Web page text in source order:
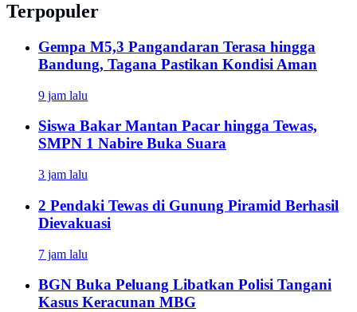
Terpopuler
Gempa M5,3 Pangandaran Terasa hingga
Bandung, Tagana Pastikan Kondisi Aman
9 jam lalu
Siswa Bakar Mantan Pacar hingga Tewas,
SMPN 1 Nabire Buka Suara
3 jam lalu
2 Pendaki Tewas di Gunung Piramid Berhasil
Dievakuasi
7 jam lalu
BGN Buka Peluang Libatkan Polisi Tangani
Kasus Keracunan MBG